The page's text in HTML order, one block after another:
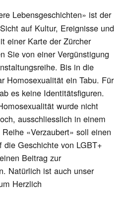
Lebensgeschichten» ist der
auf Kultur, Ereignisse und
einer Karte der Zürcher
Sie von einer Vergünstigung
Bis in die
Homosexualität ein Tabu. Für
es keine Identitätsfiguren.
wurde nicht
ausschliesslich in einem
«Verzaubert» soll einen
die Geschichte von LGBT+
Beitrag zur
Natürlich ist auch unser
Herzlich